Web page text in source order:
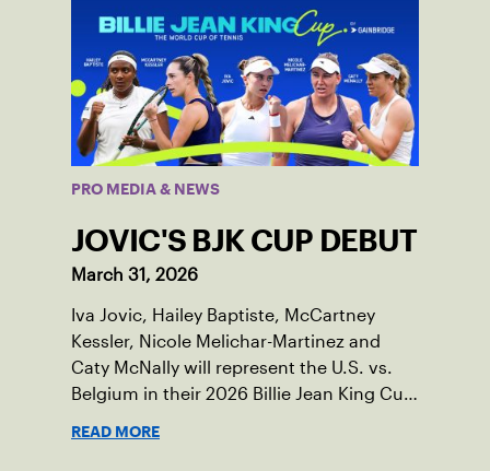
PRO MEDIA & NEWS
JOVIC'S BJK CUP DEBUT
March 31, 2026
Iva Jovic, Hailey Baptiste, McCartney
Kessler, Nicole Melichar-Martinez and
Caty McNally will represent the U.S. vs.
Belgium in their 2026 Billie Jean King Cup
READ MORE